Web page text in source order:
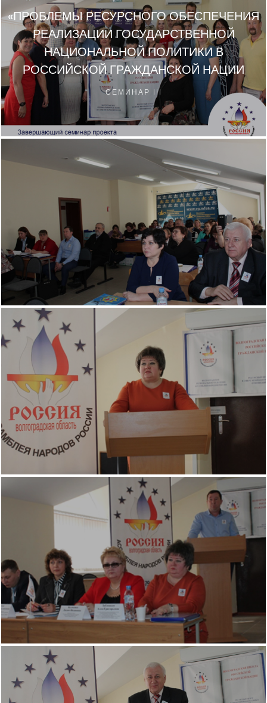
«ПРОБЛЕМЫ РЕСУРСНОГО ОБЕСПЕЧЕНИЯ
РЕАЛИЗАЦИИ ГОСУДАРСТВЕННОЙ
НАЦИОНАЛЬНОЙ ПОЛИТИКИ В
РОССИЙСКОЙ ГРАЖДАНСКОЙ НАЦИИ
СЕМИНАР III